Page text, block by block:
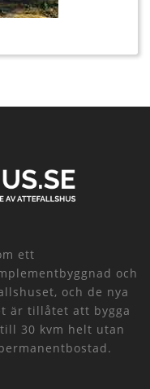
ett
och
och de nya
är tillåtet att bygga
30 kvm helt utan